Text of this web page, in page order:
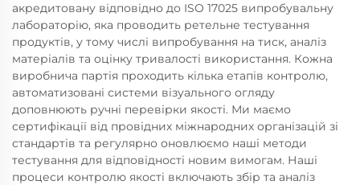
акредитовану відповідно до ISO 17025 випробувальну
лабораторію, яка проводить ретельне тестування
продуктів, у тому числі випробування на тиск, аналіз
матеріалів та оцінку тривалості використання. Кожна
виробнича партія проходить кілька етапів контролю,
автоматизовані системи візуального огляду
доповнюють ручні перевірки якості. Ми маємо
сертифікації від провідних міжнародних організацій зі
стандартів та регулярно оновлюємо наші методи
тестування для відповідності новим вимогам. Наші
процеси контролю якості включають збір та аналіз